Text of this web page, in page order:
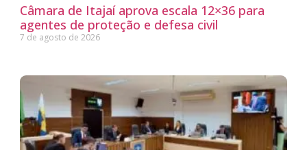
Câmara de Itajaí aprova escala 12×36 para
agentes de proteção e defesa civil
7 de agosto de 2026